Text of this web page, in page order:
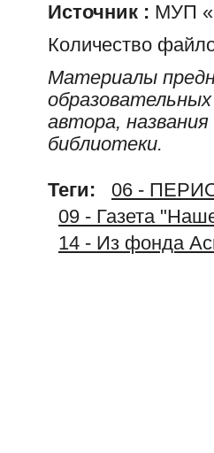
Источник : МУП
Количество
Материалы
автора,
библиотеки.
Теги:
06 -
09 - Газета
14 - Из фонда